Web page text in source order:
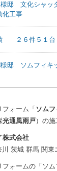
邸 文化シャッ
化工事
績 ２６件５１台
邸 ソムフィキ
ォーム「 ソムフ
光通風雨戸）の
株式会社
茨城 群馬 関東
ォームの「ソ